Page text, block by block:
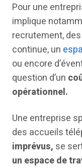
Pour une
implique
recrutement,
continue, un
ou encore
question d’un
opérationnel.
Une entreprise
des accueils
imprévus, se
un espace de